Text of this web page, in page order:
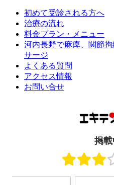
初めて受診される方へ
治療の流れ
料金プラン・メニュー
河内長野で麻痺、関節
サージ
よくある質問
アクセス情報
お問い合せ